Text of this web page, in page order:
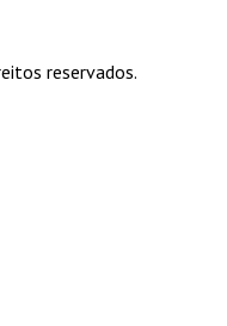
reservados.